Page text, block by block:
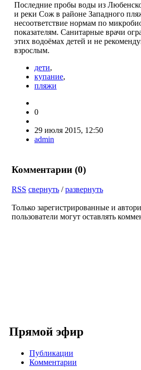
Последние пробы воды из
и реки Сож в районе Западного
несоответствие нормам по
показателям. Санитарные врачи
этих водоёмах детей и не
взрослым.
дети,
купание,
пляжи
0
29 июля 2015, 12:50
admin
Комментарии (0)
RSS свернуть /развернуть
Только зарегистрированные и
пользователи могут оставлять
Прямой эфир
Публикации
Комментарии